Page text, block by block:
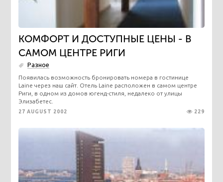
КОМФОРТ И ДОСТУПНЫЕ ЦЕНЫ - В
САМОМ ЦЕНТРЕ РИГИ
Разное
Появилась возможность бронировать номера в гостинице
Laine через наш сайт. Отель Laine расположен в самом центре
Риги, в одном из домов югенд-стиля, недалеко от улицы
Элизабетес.
27 AUGUST 2002 229